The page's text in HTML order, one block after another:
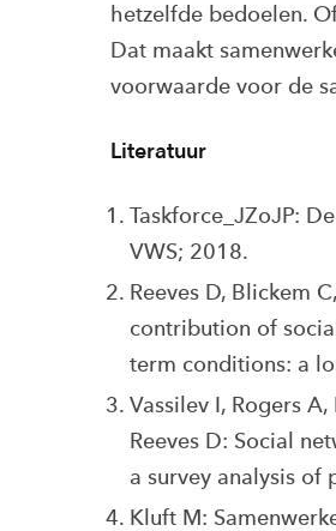
hetzelfde bedoelen.
Dat maakt
voorwaarde voor de
Literatuur
Taskforce_JZoJP:
VWS; 2018.
Reeves D, Blickem
contribution of
term conditions: a
Vassilev I, Rogers
Reeves D: Social
a survey analysis of
Kluft M: